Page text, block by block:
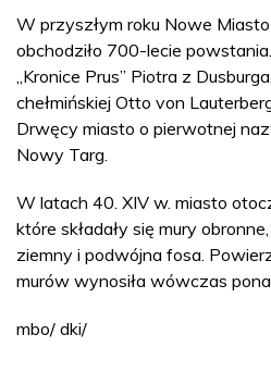
W przyszłym roku Nowe
obchodziło 700-lecie
„Kronice Prus” Piotra z
chełmińskiej Otto von
Drwęcy miasto o pierwotnej
Nowy Targ.
W latach 40. XIV w. miasto
które składały się mury
ziemny i podwójna fosa.
murów wynosiła wówczas
mbo/ dki/